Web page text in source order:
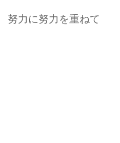
努力に努力を重ねて